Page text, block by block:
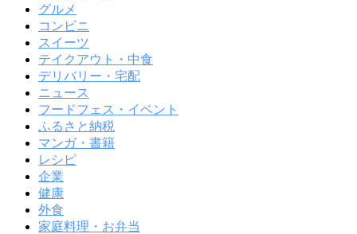
グルメ
コンビニ
スイーツ
テイクアウト・中食
デリバリー・宅配
ニュース
フードフェス・イベント
ふるさと納税
マンガ・書籍
レシピ
企業
健康
外食
家庭料理・お弁当